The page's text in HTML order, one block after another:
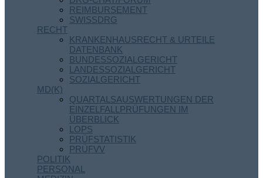
REIMBURSEMENT
SWISSDRG
RECHT
KRANKENHAUSRECHT & URTEILE
DATENBANK
BUNDESSOZIALGERICHT
LANDESSOZIALGERICHT
SOZIALGERICHT
MD(K)
QUARTALSAUSWERTUNGEN DER
EINZELFALLPRÜFUNGEN IM
ÜBERBLICK
LOPS
PRÜFSTATISTIK
PRÜFVV
POLITIK
PERSONAL